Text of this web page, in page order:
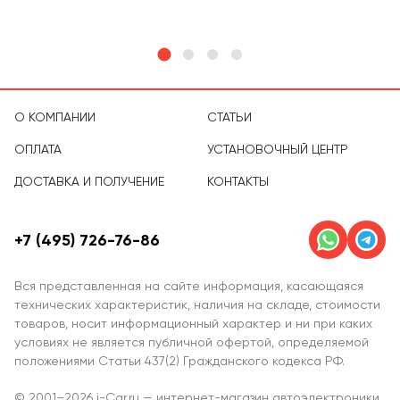
О КОМПАНИИ
ОПЛАТА
ДОСТАВКА И ПОЛУЧЕНИЕ
СТАТЬИ
УСТАНОВОЧНЫЙ ЦЕНТР
КОНТАКТЫ
Вся представленная на сайте информация, касающаяся
технических характеристик, наличия на складе, стоимости
товаров, носит информационный характер и ни при каких
условиях не является публичной офертой, определяемой
положениями Статьи 437(2) Гражданского кодекса РФ.
+7 (495) 726-76-86